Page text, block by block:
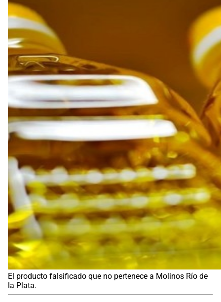
El producto falsificado que no pertenece a Molinos Río de
la Plata.